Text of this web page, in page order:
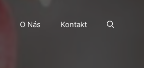
O Nás Kontakt